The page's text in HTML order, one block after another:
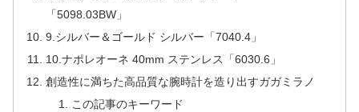
「5098.03BW」
9.シルバー＆ゴールド シルバー「7040.4」
10.ナポレオーネ 40mm ステンレス「6030.6」
創造性に満ちた高品質な腕時計を造り出すガガミラノ
この記事のキーワード